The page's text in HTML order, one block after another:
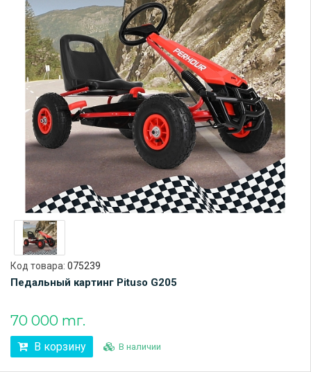
Код товара: 075239
Педальный картинг Pituso G205
70 000 тг.
В корзину В наличии